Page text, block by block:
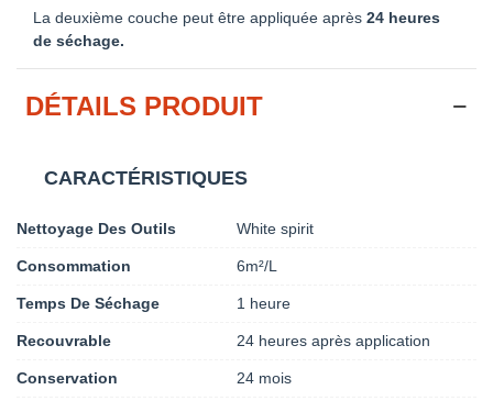
La deuxième couche peut être appliquée après 24 heures
de séchage.
DÉTAILS PRODUIT
CARACTÉRISTIQUES
Nettoyage Des Outils White spirit
Consommation 6m²/L
Temps De Séchage 1 heure
Recouvrable 24 heures après application
Conservation 24 mois